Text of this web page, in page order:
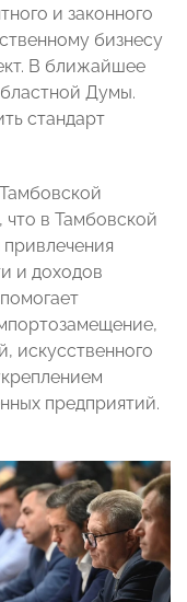
и законного
бизнесу
В ближайшее
Думы.
стандарт
что в Тамбовской
и доходов
искусственного
предприятий.